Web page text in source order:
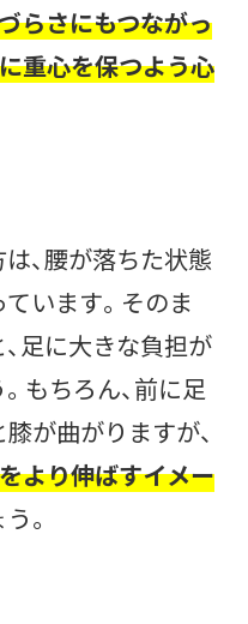
らさにもつながっ
重心を保つよう心
、腰が落ちた状態
います。そのま
足に大きな負担が
もちろん、前に足
が曲がりますが、
より伸ばすイメー
。